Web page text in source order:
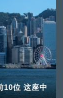
10位 这座中